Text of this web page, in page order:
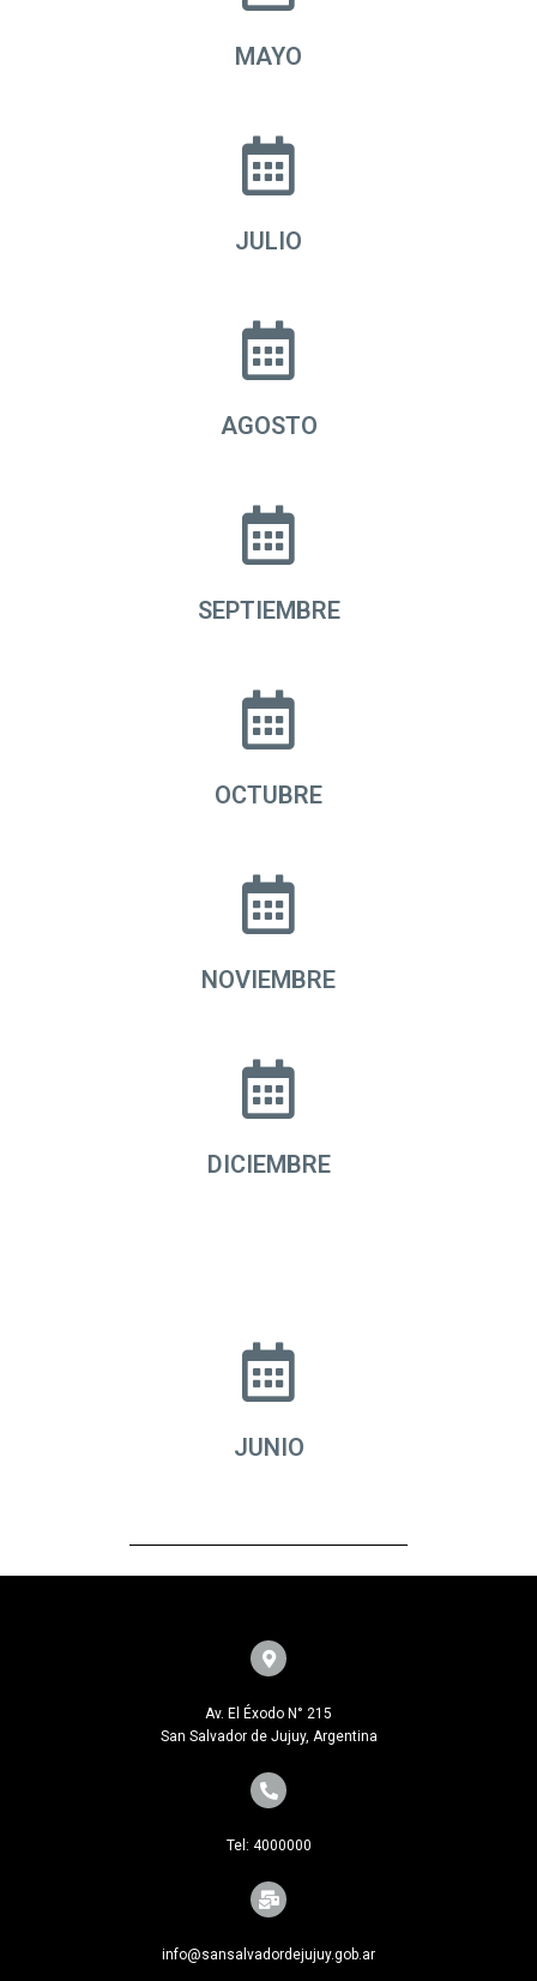
MAYO
JULIO
AGOSTO
SEPTIEMBRE
OCTUBRE
NOVIEMBRE
DICIEMBRE
JUNIO
Av. El Éxodo N° 215
San Salvador de Jujuy, Argentina
Tel: 4000000
info@sansalvadordejujuy.gob.ar